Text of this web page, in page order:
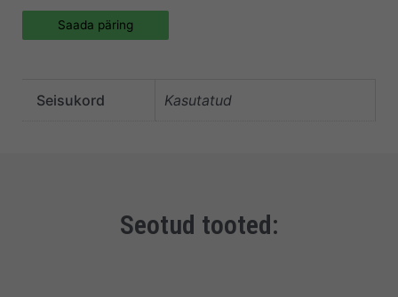
Saada päring
Seisukord Kasutatud
Seotud tooted: